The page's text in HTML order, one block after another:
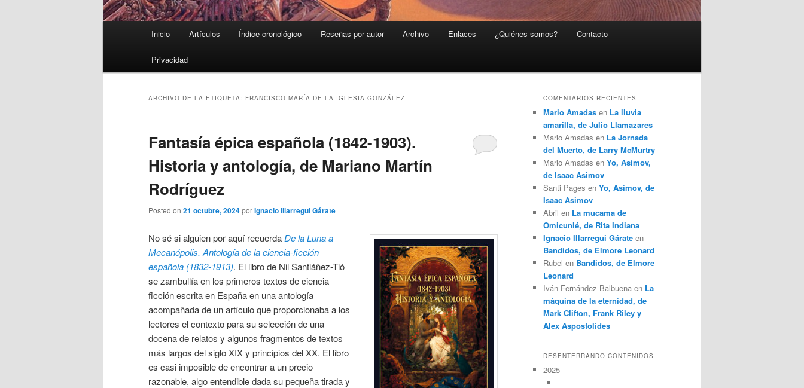
Inicio Artículos Índice cronológico Reseñas por autor Archivo Enlaces ¿Quiénes somos? Contacto
Privacidad
ARCHIVO DE LA ETIQUETA: FRANCISCO MARÍA DE LA IGLESIA GONZÁLEZ
Fantasía épica española (1842-1903).
Historia y antología, de Mariano Martín
Rodríguez
Posted on 21 octubre, 2024porIgnacio Illarregui Gárate
No sé si alguien por aquí recuerdaDe la Luna a
Mecanópolis. Antología de la ciencia-ficción
española (1832-1913). El libro de Nil Santiáñez-Tió
se zambullía en los primeros textos de ciencia
ficción escrita en España en una antología
acompañada de un artículo que proporcionaba a los
lectores el contexto para su selección de una
docena de relatos y algunos fragmentos de textos
más largos del siglo XIX y principios del XX. El libro
es casi imposible de encontrar a un precio
razonable, algo entendible dada su pequeña tirada y
COMENTARIOS RECIENTES
Mario Amadas en La lluvia
amarilla, de Julio Llamazares
Mario Amadas en La Jornada
del Muerto, de Larry McMurtry
Mario Amadas en Yo, Asimov,
de Isaac Asimov
Santi Pages en Yo, Asimov, de
Isaac Asimov
Abril en La mucama de
Omicunlé, de Rita Indiana
Ignacio Illarregui Gárate en
Bandidos, de Elmore Leonard
Rubel en Bandidos, de Elmore
Leonard
Iván Fernández Balbuena en La
máquina de la eternidad, de
Mark Clifton, Frank Riley y
Alex Aspostolides
DESENTERRANDO CONTENIDOS
2025